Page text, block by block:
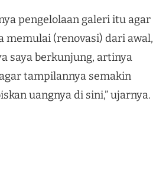
pengelolaan galeri itu agar
memulai (renovasi) dari awal,
saya berkunjung, artinya
tampilannya semakin
uangnya di sini,” ujarnya.